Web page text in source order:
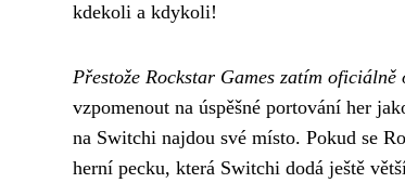
kdekoli a kdykoli!
Přestože Rockstar Games zatím
vzpomenout na úspěšné portování her
na Switchi najdou své místo. Pokud se
herní pecku, která Switchi dodá ještě